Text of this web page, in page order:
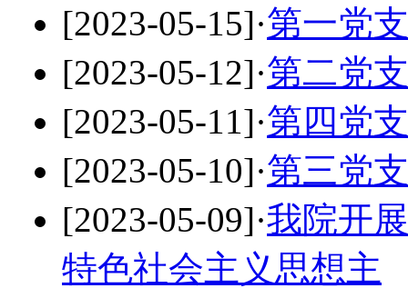
[2023-05-15]·第一党
[2023-05-12]·第二党
[2023-05-11]·第四党
[2023-05-10]·第三党
[2023-05-09]·我院开
特色社会主义思想主